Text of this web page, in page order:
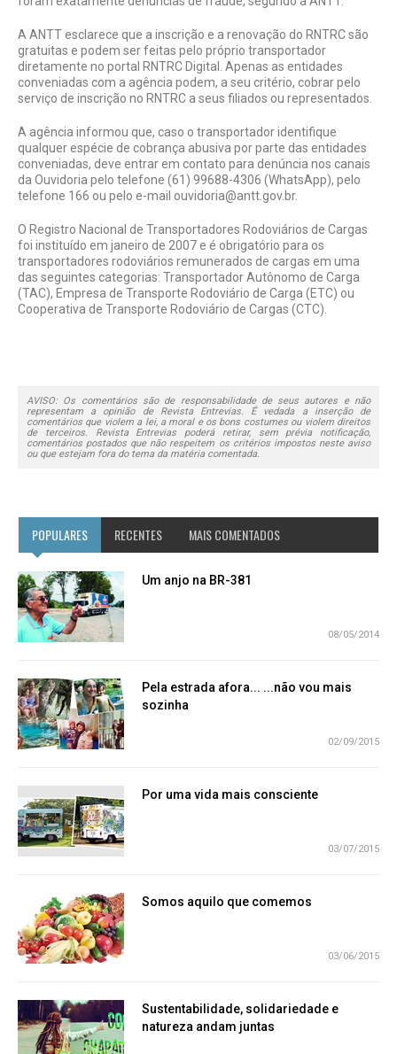
A ANTT esclarece que a inscrição e a renovação do RNTRC são
gratuitas e podem ser feitas pelo próprio transportador
diretamente no portal RNTRC Digital. Apenas as entidades
conveniadas com a agência podem, a seu critério, cobrar pelo
serviço de inscrição no RNTRC a seus filiados ou representados.
A agência informou que, caso o transportador identifique
qualquer espécie de cobrança abusiva por parte das entidades
conveniadas, deve entrar em contato para denúncia nos canais
da Ouvidoria pelo telefone (61) 99688-4306 (WhatsApp), pelo
telefone 166 ou pelo e-mail ouvidoria@antt.gov.br.
O Registro Nacional de Transportadores Rodoviários de Cargas
foi instituído em janeiro de 2007 e é obrigatório para os
transportadores rodoviários remunerados de cargas em uma
das seguintes categorias: Transportador Autônomo de Carga
(TAC), Empresa de Transporte Rodoviário de Carga (ETC) ou
Cooperativa de Transporte Rodoviário de Cargas (CTC).
AVISO: Os comentários são de responsabilidade de seus autores e não
representam a opinião de Revista Entrevias. É vedada a inserção de
comentários que violem a lei, a moral e os bons costumes ou violem direitos
de terceiros. Revista Entrevias poderá retirar, sem prévia notificação,
comentários postados que não respeitem os critérios impostos neste aviso
ou que estejam fora do tema da matéria comentada.
POPULARES RECENTES MAIS COMENTADOS
Um anjo na BR-381
08/05/2014
Pela estrada afora... ...não vou mais
sozinha
02/09/2015
Por uma vida mais consciente
03/07/2015
Somos aquilo que comemos
03/06/2015
Sustentabilidade, solidariedade e
natureza andam juntas